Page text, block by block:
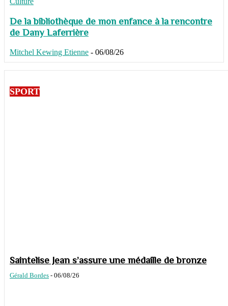
De la bibliothèque de mon enfance à la rencontre
de Dany Laferrière
Mitchel Kewing Etienne - 06/08/26
SPORT
Saintelise Jean s’assure une médaille de bronze
Gérald Bordes - 06/08/26